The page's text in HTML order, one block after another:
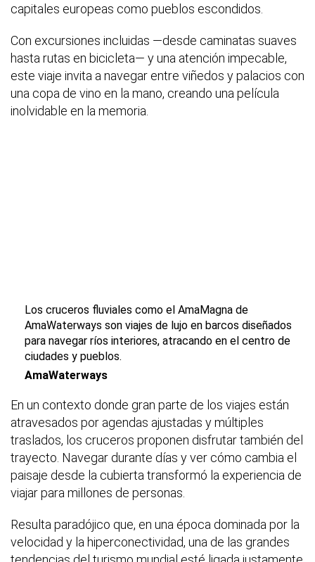
capitales europeas como pueblos escondidos.
Con excursiones incluidas —desde caminatas suaves
hasta rutas en bicicleta— y una atención impecable,
este viaje invita a navegar entre viñedos y palacios con
una copa de vino en la mano, creando una película
inolvidable en la memoria.
Los cruceros fluviales como el AmaMagna de
AmaWaterways son viajes de lujo en barcos diseñados
para navegar ríos interiores, atracando en el centro de
ciudades y pueblos.
AmaWaterways
En un contexto donde gran parte de los viajes están
atravesados por agendas ajustadas y múltiples
traslados, los cruceros proponen disfrutar también del
trayecto. Navegar durante días y ver cómo cambia el
paisaje desde la cubierta transformó la experiencia de
viajar para millones de personas.
Resulta paradójico que, en una época dominada por la
velocidad y la hiperconectividad, una de las grandes